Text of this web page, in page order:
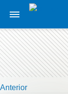
Anterior